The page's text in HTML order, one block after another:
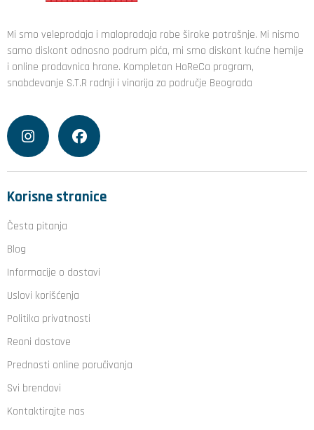
Mi smo veleprodaja i maloprodaja robe široke potrošnje. Mi nismo
samo diskont odnosno podrum pića, mi smo diskont kućne hemije
i online prodavnica hrane. Kompletan HoReCa program,
snabdevanje S.T.R radnji i vinarija za područje Beograda
Korisne stranice
Česta pitanja
Blog
Informacije o dostavi
Uslovi korišćenja
Politika privatnosti
Reoni dostave
Prednosti online poručivanja
Svi brendovi
Kontaktirajte nas